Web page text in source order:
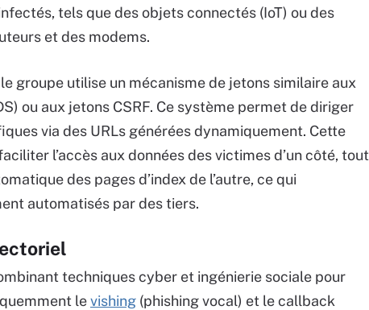
tels que des objets connectés (IoT) ou des
et des modems.
groupe utilise un mécanisme de jetons similaire aux
ou aux jetons CSRF. Ce système permet de diriger
via des URLs générées dynamiquement. Cette
l’accès aux données des victimes d’un côté, tout
des pages d’index de l’autre, ce qui
automatisés par des tiers.
techniques cyber et ingénierie sociale pour
levishing (phishing vocal) et le callback